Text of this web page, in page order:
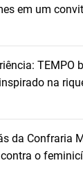
em um
TEMPO
na
da Confraria
o